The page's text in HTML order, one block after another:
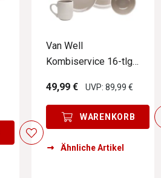
Van Well
Kombiservice 16-tlg.
49,99 €
UVP: 89,99 €
WARENKORB
Ähnliche Artikel